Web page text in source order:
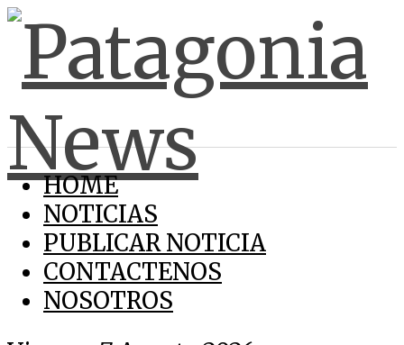
HOME
NOTICIAS
PUBLICAR NOTICIA
CONTACTENOS
NOSOTROS